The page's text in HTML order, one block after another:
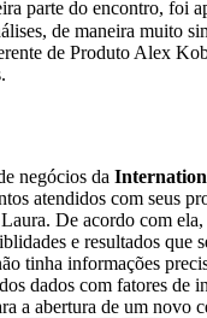
parte do encontro, foi
de maneira muito
de Produto Alex
negócios da
atendidos com seus
De acordo com
e resultados
tinha informações
dados com fatores
a abertura de um